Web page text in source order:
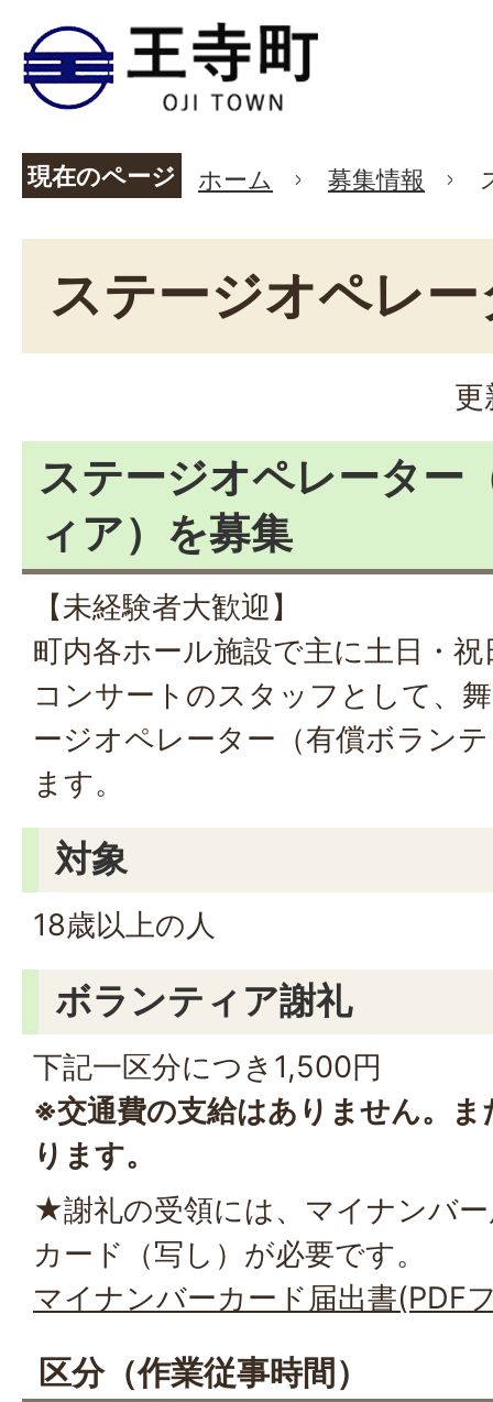
現在のページ ホーム 募集情報
ステージオペレ
更
ステージオペレーター
ィア）を募集
【未経験者大歓迎】
町内各ホール施設で主に土日・
コンサートのスタッフとして、
ージオペレーター（有償ボラン
ます。
対象
18歳以上の人
ボランティア謝礼
下記一区分につき1,500円
※交通費の支給はありません。ま
ります。
★謝礼の受領には、マイナンバ
カード（写し）が必要です。
マイナンバーカード届出書(PDF
区分（作業従事時間）